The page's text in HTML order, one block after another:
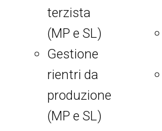
terzista
(MP e SL)
Gestione
rientri da
produzione
(MP e SL)